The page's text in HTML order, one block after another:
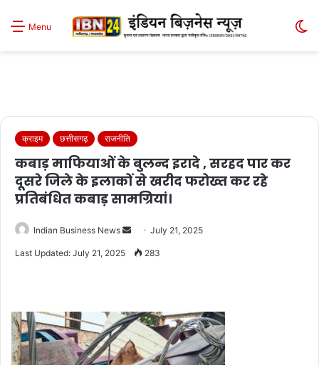
Menu
क्राइम छत्तीसगढ़ राजनीति
कबाड़ माफियाओं के बुलन्द इरादे , सरहद पार कर
दूसरे जिले के इलाकों से खरीद फरोख्त कर रहे
प्रतिबंधित कबाड़ सामग्रियां।
Indian Business News
Send
an
July 21, 2025
Last Updated: July 21, 2025 283